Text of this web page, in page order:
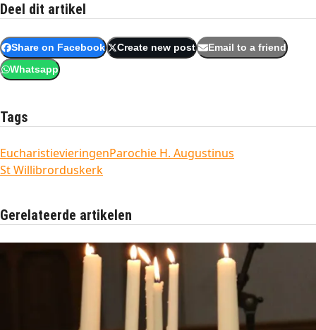
Deel dit artikel
Share on Facebook Create new post Email to a friend
Whatsapp
Tags
EucharistievieringenParochie H. Augustinus
St Willibrorduskerk
Gerelateerde artikelen